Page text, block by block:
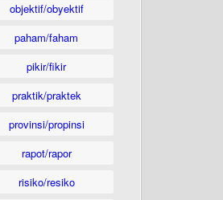
objektif/obyektif
paham/faham
pikir/fikir
praktik/praktek
provinsi/propinsi
rapot/rapor
risiko/resiko